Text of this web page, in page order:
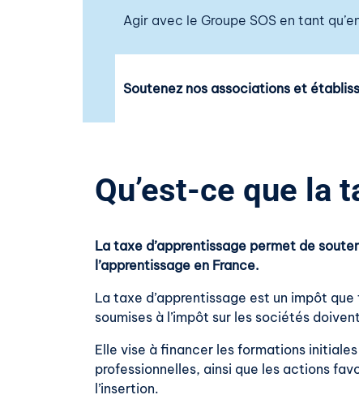
Agir avec le Groupe SOS en tant
Soutenez nos associations et
Qu’est-ce que la
La taxe d’apprentissage permet de
l’apprentissage en France.
La taxe d’apprentissage est un impôt
soumises à l’impôt sur les sociétés
Elle vise à financer les formations
professionnelles, ainsi que les actions
l’insertion.